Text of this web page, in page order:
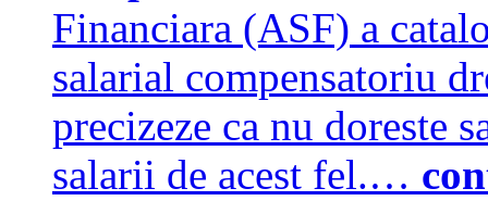
Financiara (ASF) a
salarial compensatoriu
precizeze ca nu doreste
salarii de acest fel.…